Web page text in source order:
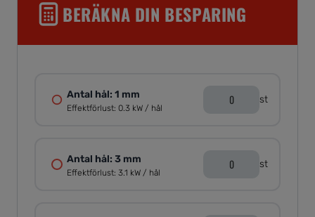
BERÄKNA DIN BESPARING
Antal hål: 1 mm
Effektförlust: 0.3 kW / hål
st
Antal hål: 3 mm
Effektförlust: 3.1 kW / hål
st